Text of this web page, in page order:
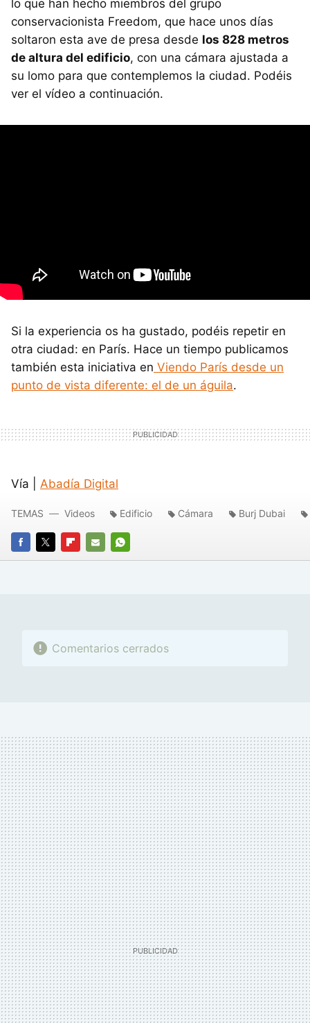
lo que han hecho miembros del grupo
conservacionista Freedom, que hace unos días
soltaron esta ave de presa desde los 828 metros
de altura del edificio, con una cámara ajustada a
su lomo para que contemplemos la ciudad. Podéis
ver el vídeo a continuación.
Si la experiencia os ha gustado, podéis repetir en
otra ciudad: en París. Hace un tiempo publicamos
también esta iniciativa en Viendo París desde un
punto de vista diferente: el de un águila.
Vía | Abadía Digital
FACEBOOK
TWITTERFLIPBOARD
E-
WHATSAPP
TEMAS Videos Edificio Cámara Burj Dubai
Comentarios cerrados